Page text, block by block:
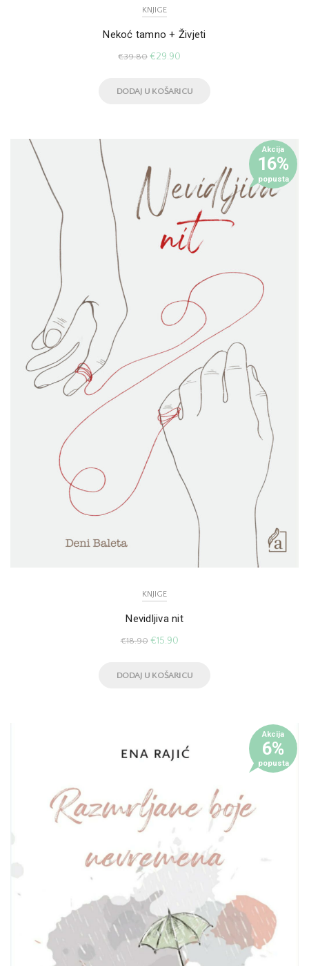
KNJIGE
Nekoć tamno + Živjeti
€39.80 €29.90
DODAJ U KOŠARICU
Akcija
16%
popusta
KNJIGE
Nevidljiva nit
€18.90 €15.90
DODAJ U KOŠARICU
Akcija
6%
popusta